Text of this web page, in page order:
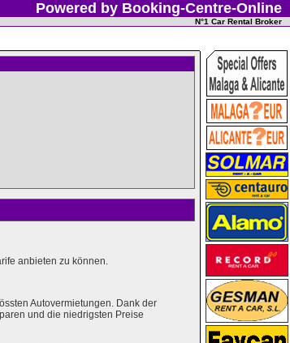
Powered by Booking-Centre-Online
N°1 Car Rental Broker
anbieten zu können.
Autovermietungen. Dank der
und die niedrigsten Preise